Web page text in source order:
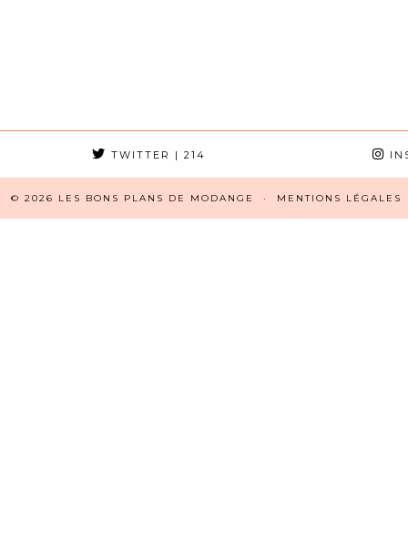
TWITTER | 214
© 2026 LES BONS PLANS DE MODANGE MENTIONS LÉGALES